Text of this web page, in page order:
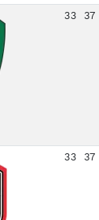
33 37
33 37